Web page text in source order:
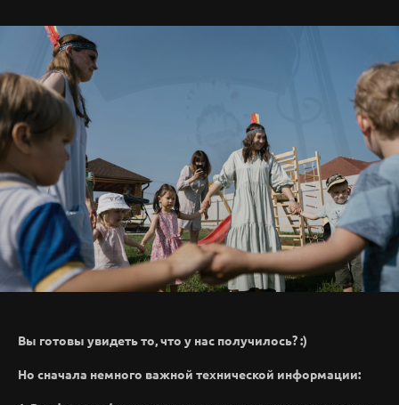
Вы готовы увидеть то, что у нас получилось? :)
Но сначала немного важной технической информации: